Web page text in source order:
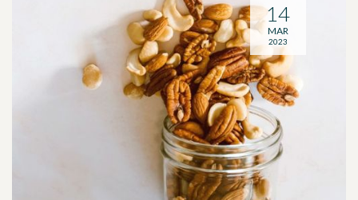
14
MAR
2023